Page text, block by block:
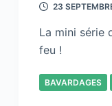
23
La mini série
feu !
BAVARDAGES